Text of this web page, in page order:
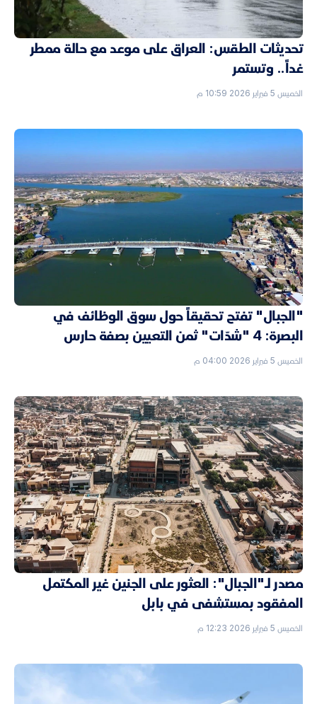
تحديثات الطقس: العراق على موعد مع حالة ممطر
غداً.. وتستمر
الخميس 5 فبراير 2026 10:59 م
"الجبال" تفتح تحقيقاً حول سوق الوظائف في
البصرة: 4 "شدّات" ثمن التعيين بصفة حارس
الخميس 5 فبراير 2026 04:00 م
مصدر لـ"الجبال": العثور على الجنين غير المكتمل
المفقود بمستشفى في بابل
الخميس 5 فبراير 2026 12:23 م